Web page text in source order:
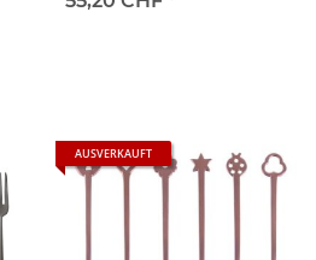
AUSVERKAUFT